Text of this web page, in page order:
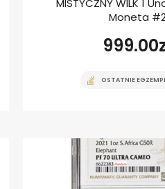
Moneta
999.00
OSTATNIE